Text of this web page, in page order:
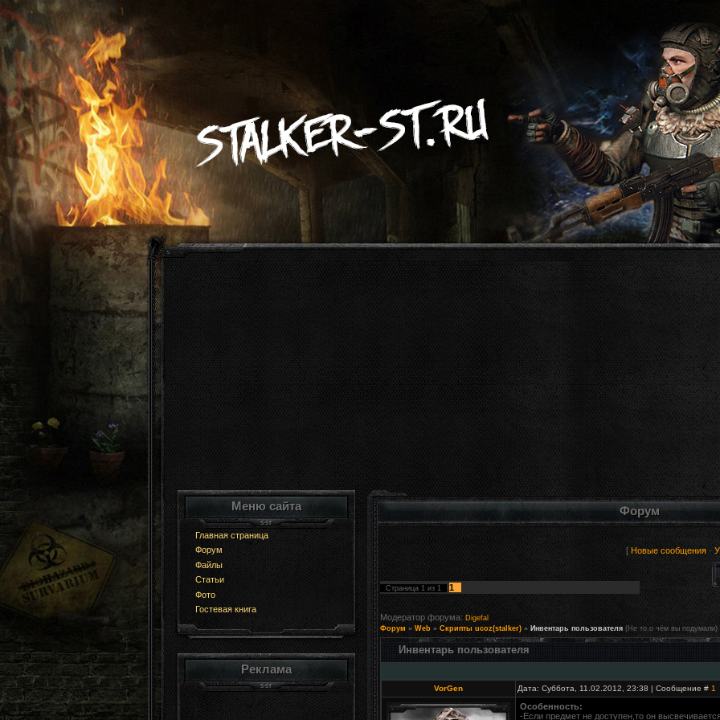
Меню сайта
Главная страница
Форум
Файлы
Статьи
Фото
Гостевая книга
Реклама
Форум
[ Новые сообщения·
Страница 1из 1 1
Модератор форума: Digefal
Форум » Web » Скрипты ucoz(stalker) » Инвентарь пользователя (Не то,о чём вы подумали)
Инвентарь пользователя
VorGen Дата: Суббота, 11.02.2012, 23:38 | Сообщение # 1
Особенность:
-Если предмет не доступен,то он